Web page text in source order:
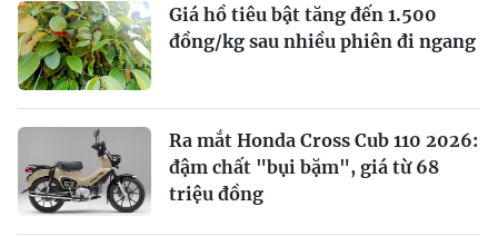
Giá hồ tiêu bật tăng đến 1.500
đồng/kg sau nhiều phiên đi ngang
Ra mắt Honda Cross Cub 110 2026:
đậm chất "bụi bặm", giá từ 68
triệu đồng